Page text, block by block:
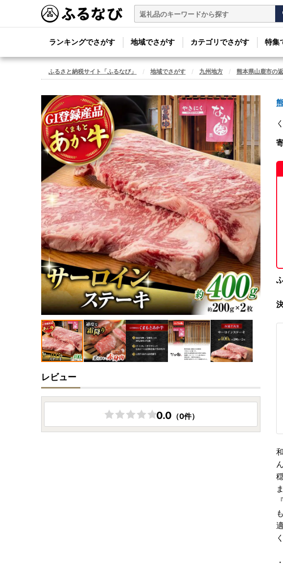
ランキングでさがす 地域でさがす カテゴリでさがす 特集
ふるさと納税サイト「ふるなび」 地域でさがす 九州地方 熊本県山鹿市の
レビュー
0.0 （0件）